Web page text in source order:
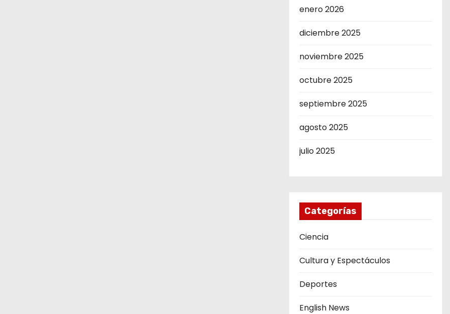
enero 2026
diciembre 2025
noviembre 2025
octubre 2025
septiembre 2025
agosto 2025
julio 2025
Categorías
Ciencia
Cultura y Espectáculos
Deportes
English News